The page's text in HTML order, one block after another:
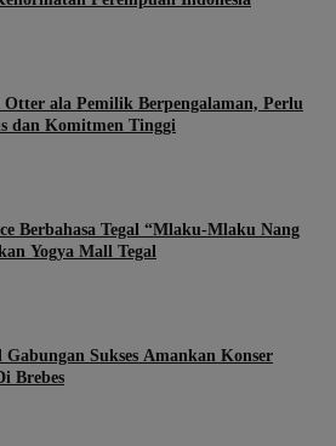
ala Pemilik Berpengalaman, Perlu
dan Komitmen Tinggi
Berbahasa Tegal “Mlaku-Mlaku Nang
Yogya Mall Tegal
Gabungan Sukses Amankan Konser
Brebes